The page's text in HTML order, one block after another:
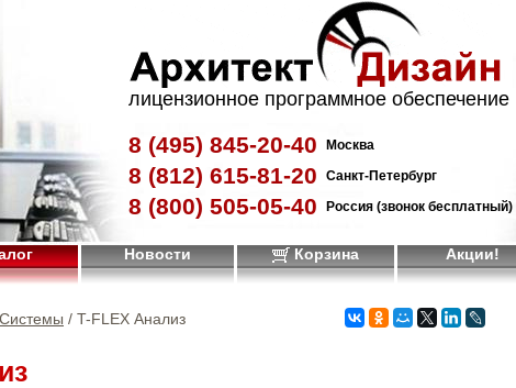
лицензионное программное обеспечение
8 (495) 845-20-40 Москва
8 (812) 615-81-20 Санкт-Петербург
8 (800) 505-05-40 Россия (звонок бесплатный)
Новости Корзина Акции!
/ T-FLEX Анализ